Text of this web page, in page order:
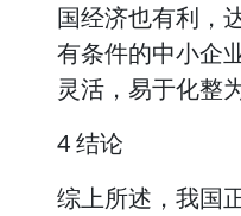
国经济也有利，
有条件的中小企
灵活，易于化整
4 结论
综上所述，我国